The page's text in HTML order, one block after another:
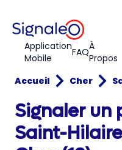
Application
Mobile
FAQÀ
Propos
Accueil Cher
Signaler un
Saint-